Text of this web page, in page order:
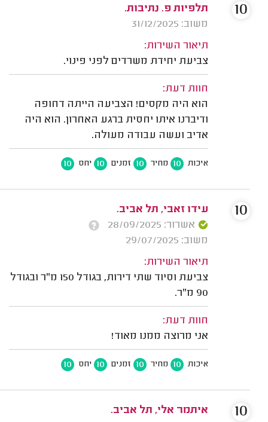
תלפיות פ. נתיבות.
משוב: 31/12/2025
תיאור השירות:
צביעת יחידת משרדים לפני פינוי.
חוות דעת:
הוא היה מקסים! הצביעה הייתה דחופה
ודיברנו איתו יחסית ברגע האחרון. הוא היה
אדיב ועשה עבודה מעולה.
איכות 10 מחיר 10 זמנים 10 יחס 10
10
עידו זאבי, תל אביב.
אשרור: 28/09/2025
משוב: 29/07/2025
תיאור השירות:
צביעת וסיוד שתי דירות, בגודל 150 מ"ר ובגודל
90 מ"ר.
חוות דעת:
אני מרוצה ממנו מאוד!
איכות 10 מחיר 10 זמנים 10 יחס 10
10
איתמר אלי, תל אביב.
10